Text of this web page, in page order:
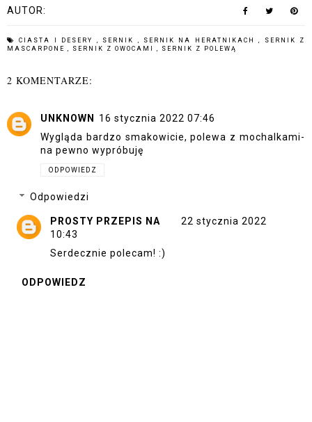
AUTOR:
CIASTA I DESERY SERNIK SERNIK NA HERATNIKACH
SERNIK Z
MASCARPONE
SERNIK Z OWOCAMI SERNIK Z POLEWĄ
2 KOMENTARZE:
UNKNOWN 16 stycznia 2022 07:46
Wygląda bardzo smakowicie, polewa z mochalkami-
na pewno wypróbuję
ODPOWIEDZ
Odpowiedzi
PROSTY PRZEPIS NA
22 stycznia 2022
10:43
Serdecznie polecam! :)
ODPOWIEDZ